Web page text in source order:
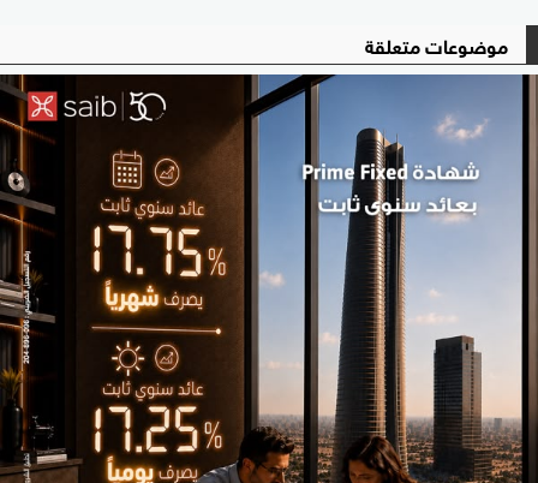
موضوعات متعلقة